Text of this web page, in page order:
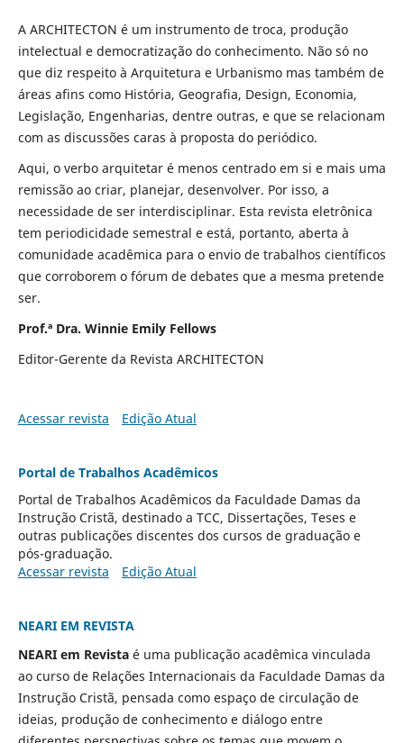
A ARCHITECTON é um instrumento de troca, produção
intelectual e democratização do conhecimento. Não só no
que diz respeito à Arquitetura e Urbanismo mas também de
áreas afins como História, Geografia, Design, Economia,
Legislação, Engenharias, dentre outras, e que se relacionam
com as discussões caras à proposta do periódico.
Aqui, o verbo arquitetar é menos centrado em si e mais uma
remissão ao criar, planejar, desenvolver. Por isso, a
necessidade de ser interdisciplinar. Esta revista eletrônica
tem periodicidade semestral e está, portanto, aberta à
comunidade acadêmica para o envio de trabalhos científicos
que corroborem o fórum de debates que a mesma pretende
ser.
Prof.ª Dra. Winnie Emily Fellows
Editor-Gerente da Revista ARCHITECTON
Acessar revista Edição Atual
Portal de Trabalhos Acadêmicos
Portal de Trabalhos Acadêmicos da Faculdade Damas da
Instrução Cristã, destinado a TCC, Dissertações, Teses e
outras publicações discentes dos cursos de graduação e
pós-graduação.
Acessar revista
Edição Atual
NEARI EM REVISTA
NEARI em Revistaé uma publicação acadêmica vinculada
ao curso de Relações Internacionais da Faculdade Damas da
Instrução Cristã, pensada como espaço de circulação de
ideias, produção de conhecimento e diálogo entre